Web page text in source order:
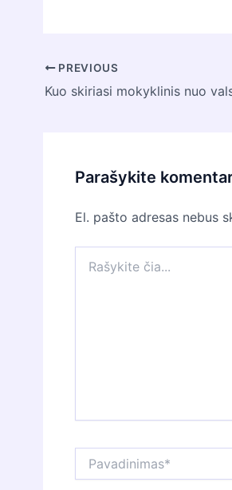
Post
navigation
PREVIOUS
Parašykite
El. pašto adresas nebus
čia...